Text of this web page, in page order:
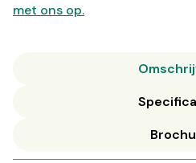
met ons op.